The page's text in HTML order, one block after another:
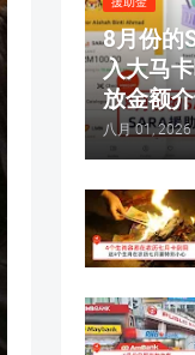
8月份的
入大马
放金额
八月 01, 2026